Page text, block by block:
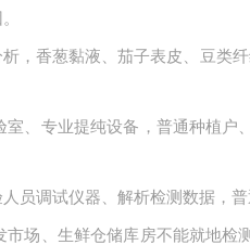
，香葱黏液、茄子表皮、豆类
、专业提纯设备，普通种植户
员调试仪器、解析检测数据，
场、生鲜仓储库房不能就地检